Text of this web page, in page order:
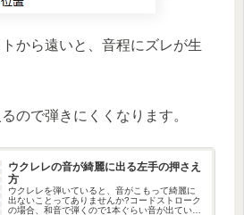
から遠いと、音程にズレが生
ので弾きにくくなります。
ウクレレの音が綺麗に出る左手の押さえ
方
ウクレレを弾いていると、音がこもって綺麗に
出ないことってありませんか?コードストローク
の場合、和音で弾くので1本ぐらい音が出ていな